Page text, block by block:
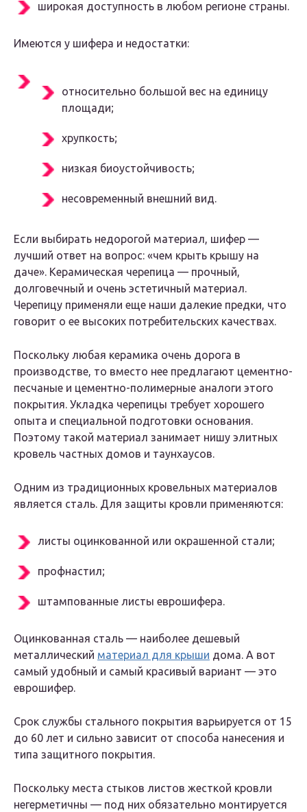
широкая доступность в любом регионе страны.
Имеются у шифера и недостатки:
относительно большой вес на единицу
площади;
хрупкость;
низкая биоустойчивость;
несовременный внешний вид.
Если выбирать недорогой материал, шифер —
лучший ответ на вопрос: «чем крыть крышу на
даче». Керамическая черепица — прочный,
долговечный и очень эстетичный материал.
Черепицу применяли еще наши далекие предки, что
говорит о ее высоких потребительских качествах.
Поскольку любая керамика очень дорога в
производстве, то вместо нее предлагают цементно-
песчаные и цементно-полимерные аналоги этого
покрытия. Укладка черепицы требует хорошего
опыта и специальной подготовки основания.
Поэтому такой материал занимает нишу элитных
кровель частных домов и таунхаусов.
Одним из традиционных кровельных материалов
является сталь. Для защиты кровли применяются:
листы оцинкованной или окрашенной стали;
профнастил;
штампованные листы еврошифера.
Оцинкованная сталь — наиболее дешевый
металлический материал для крыши дома. А вот
самый удобный и самый красивый вариант — это
еврошифер.
Срок службы стального покрытия варьируется от 15
до 60 лет и сильно зависит от способа нанесения и
типа защитного покрытия.
Поскольку места стыков листов жесткой кровли
негерметичны — под них обязательно монтируется